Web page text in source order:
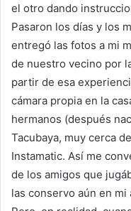
el otro dando
Pasaron los días y los
entregó las fotos a mi
de nuestro vecino por
partir de esa
cámara propia en la
hermanos (después
Tacubaya, muy cerca
Instamatic. Así me
de los amigos que
las conservo aún en mi